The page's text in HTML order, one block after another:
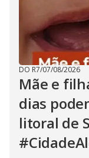
DO R7/07/08/2026
Mãe e
dias
litoral de